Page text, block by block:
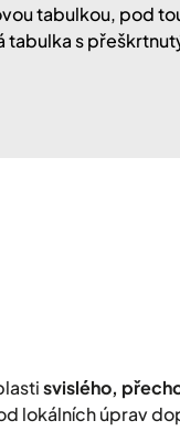
tabulkou, pod
s
svislého,
lokálních úprav